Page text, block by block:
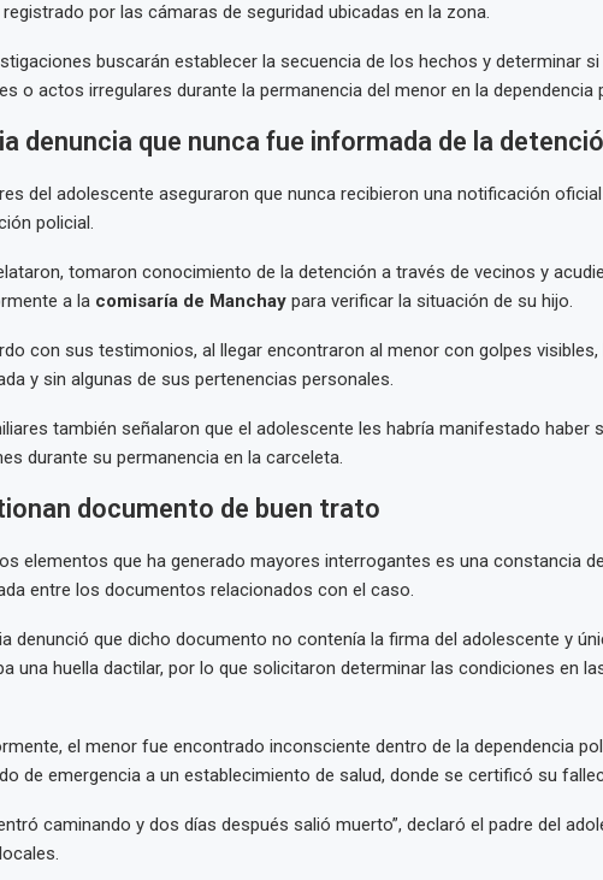
por las cámaras de seguridad ubicadas en la zona.
buscarán establecer la secuencia de los hechos y determinar
o actos irregulares durante la permanencia del menor en la dependencia
denuncia que nunca fue informada de la
del adolescente aseguraron que nunca recibieron una notificación
policial.
tomaron conocimiento de la detención a través de vecinos y
a la comisaría de Manchaypara verificar la situación de su hijo.
con sus testimonios, al llegar encontraron al menor con golpes visibles,
y sin algunas de sus pertenencias personales.
también señalaron que el adolescente les habría manifestado haber
durante su permanencia en la carceleta.
documento de buen trato
elementos que ha generado mayores interrogantes es una constancia
entre los documentos relacionados con el caso.
denunció que dicho documento no contenía la firma del adolescente y
una huella dactilar, por lo que solicitaron determinar las condiciones en
el menor fue encontrado inconsciente dentro de la dependencia
de emergencia a un establecimiento de salud, donde se certificó su
caminando y dos días después salió muerto”, declaró el padre del